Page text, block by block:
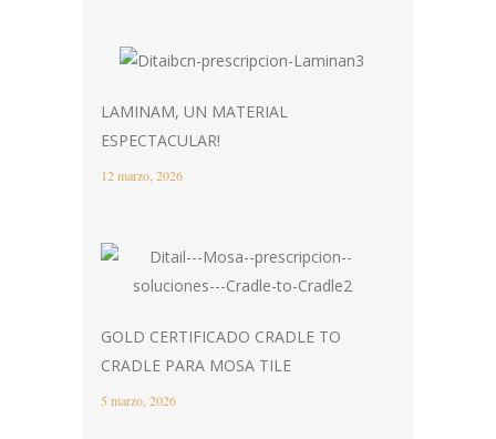
LAMINAM, UN MATERIAL
ESPECTACULAR!
12 marzo, 2026
GOLD CERTIFICADO CRADLE TO
CRADLE PARA MOSA TILE
5 marzo, 2026